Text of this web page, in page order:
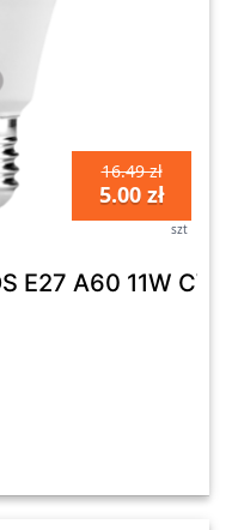
16.49 zł
5.00 zł
szt
E27 A60 11W CW